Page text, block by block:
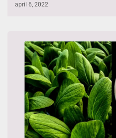
april 6, 2022